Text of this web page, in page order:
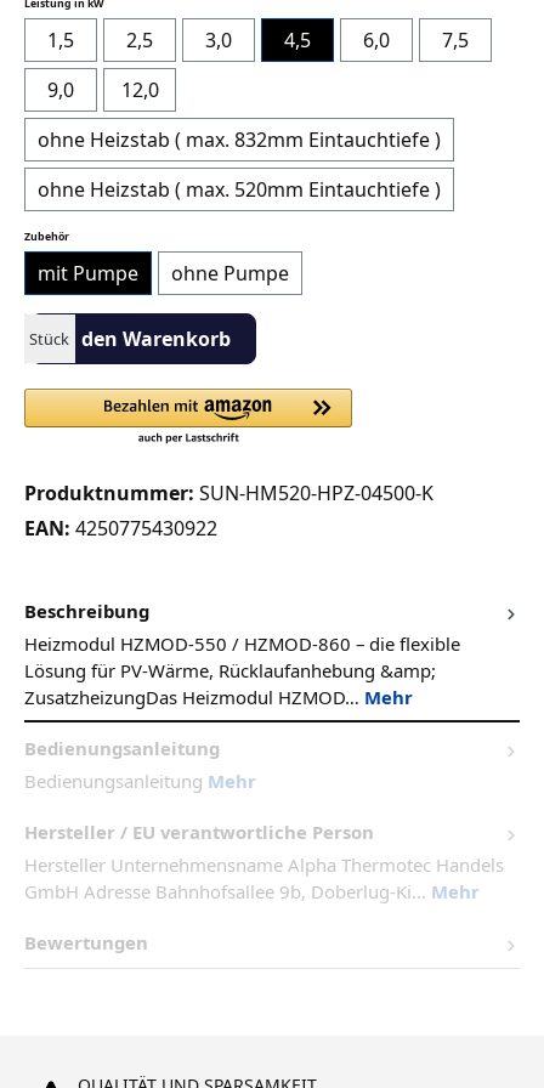
Leistung in kWauswählen
1,5 2,5 3,0 4,5 6,0
7,5
9,0
12,0
ohne Heizstab ( max. 832mm Eintauchtiefe )
ohne Heizstab ( max. 520mm Eintauchtiefe )
Zubehörauswählen
mit Pumpe ohne Pumpe
Produkt Anzahl: Gib den gewünschten Wert ein oder benutze
StückIn den Warenkorb
Produktnummer: SUN-HM520-HPZ-04500-K
EAN: 4250775430922
Beschreibung
Heizmodul HZMOD-550 / HZMOD-860 – die flexible
Lösung für PV-Wärme, Rücklaufanhebung &amp;
ZusatzheizungDas Heizmodul HZMOD… Mehr
Bedienungsanleitung
Bedienungsanleitung Mehr
Hersteller / EU verantwortliche Person
Hersteller Unternehmensname Alpha Thermotec Handels
GmbH Adresse Bahnhofsallee 9b, Doberlug-Ki... Mehr
Bewertungen